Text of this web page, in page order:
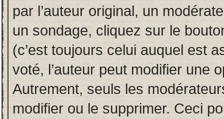
par l’auteur original, un
un sondage, cliquez sur le
(c’est toujours celui auquel est
voté, l’auteur peut modifier une
Autrement, seuls les
modifier ou le supprimer. Ceci